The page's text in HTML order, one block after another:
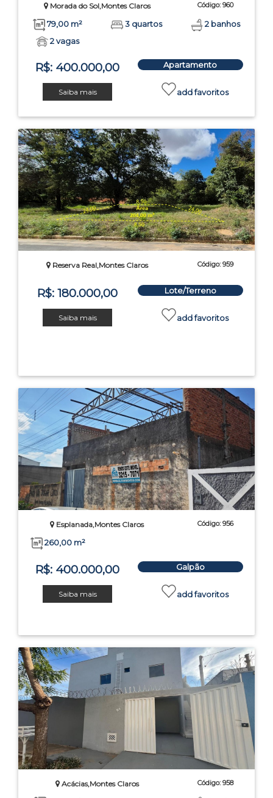
Morada do Sol,Montes Claros Código: 960
79,00 m² 3 quartos
2 banhos
2 vagas
R$: 400.000,00 Apartamento
Saiba mais add favoritos
Reserva Real,Montes Claros Código: 959
R$: 180.000,00 Lote/Terreno
Saiba mais add favoritos
Esplanada,Montes Claros Código: 956
260,00 m²
R$: 400.000,00 Galpão
Saiba mais add favoritos
Acácias,Montes Claros Código: 958